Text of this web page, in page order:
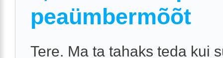
peaümbermõõt
Tere. Ma ta tahaks teda kui